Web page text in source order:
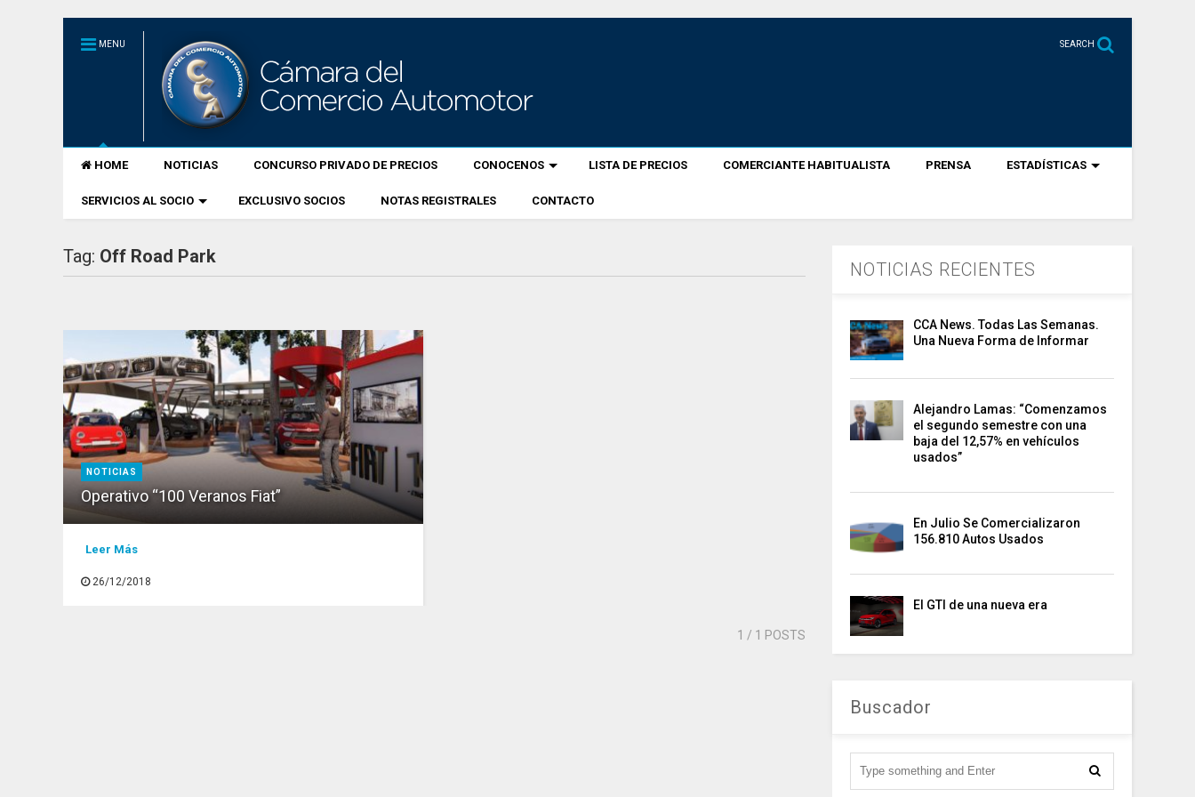
MENU SEARCH
HOME NOTICIAS CONCURSO PRIVADO DE PRECIOS CONOCENOS LISTA DE PRECIOS COMERCIANTE HABITUALISTA PRENSA ESTADÍSTICAS
SERVICIOS AL SOCIO EXCLUSIVO SOCIOS NOTAS REGISTRALES CONTACTO
Tag: Off Road Park
NOTICIAS
Operativo “100 Veranos Fiat”
Leer Más
26/12/2018
1 / 1 POSTS
NOTICIAS RECIENTES
CCA News. Todas Las Semanas.
Una Nueva Forma de Informar
Alejandro Lamas: “Comenzamos
el segundo semestre con una
baja del 12,57% en vehículos
usados”
En Julio Se Comercializaron
156.810 Autos Usados
El GTI de una nueva era
Buscador